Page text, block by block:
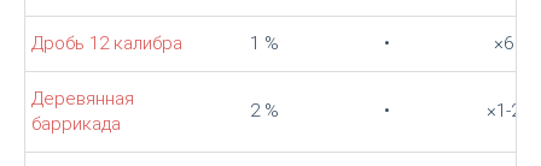
Дробь 12 калибра 1 % • ×6
Деревянная
баррикада
2 % • ×1-2